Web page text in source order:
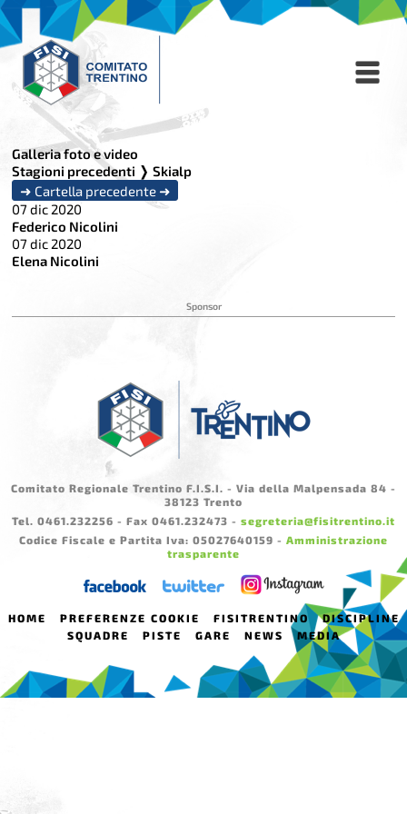
Galleria foto e video
Stagioni precedenti ❭ Skialp
➜ Cartella precedente ➜
07 dic 2020
Federico Nicolini
07 dic 2020
Elena Nicolini
1
/
2
Federico
Nicolini
2
/
2
Elena
Nicolini
Sponsor
Comitato Regionale Trentino F.I.S.I. - Via della Malpensada 84 -
38123 Trento
Tel. 0461.232256 - Fax 0461.232473 - segreteria@fisitrentino.it
Codice Fiscale e Partita Iva: 05027640159 - Amministrazione
trasparente
HOME PREFERENZE COOKIE FISITRENTINO
DISCIPLINE
SQUADRE
PISTE GARE NEWS MEDIA